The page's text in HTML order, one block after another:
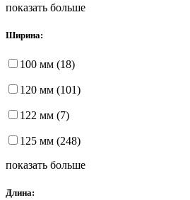
показать больше
Ширина:
100 мм (18)
120 мм (101)
122 мм (7)
125 мм (248)
показать больше
Длина: